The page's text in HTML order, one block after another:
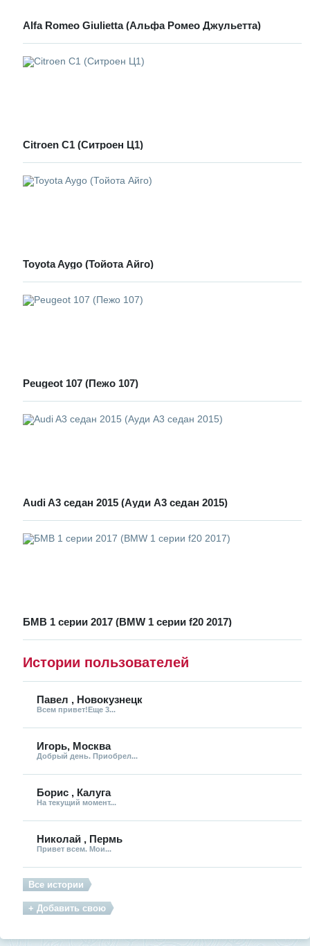
Alfa Romeo Giulietta (Альфа Ромео Джульетта)
Сitroen C1 (Ситроен Ц1)
Toyota Aygo (Тойота Айго)
Peugeot 107 (Пежо 107)
Audi A3 седан 2015 (Ауди А3 седан 2015)
БМВ 1 серии 2017 (BMW 1 серии f20 2017)
Истории пользователей
Павел , Новокузнецк
Всем привет!Еще 3...
Игорь, Москва
Добрый день. Приобрел...
Борис , Калуга
На текущий момент...
Николай , Пермь
Привет всем. Мои...
Все истории
+ Добавить свою